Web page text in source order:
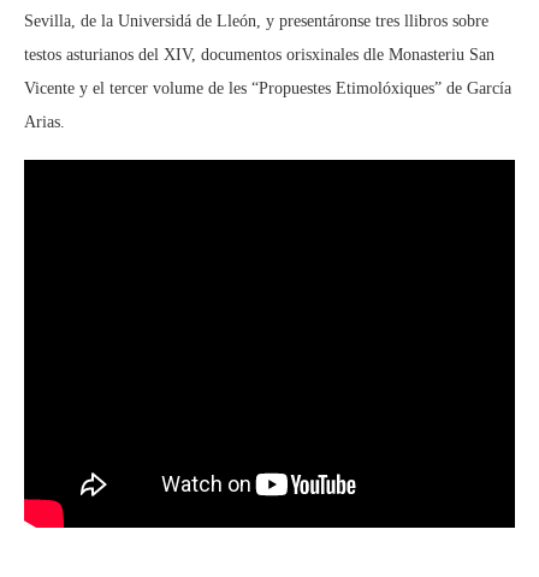
Sevilla, de la Universidá de Lleón, y presentáronse tres llibros sobre
testos asturianos del XIV, documentos orisxinales dle Monasteriu San
Vicente y el tercer volume de les “Propuestes Etimolóxiques” de García
Arias.